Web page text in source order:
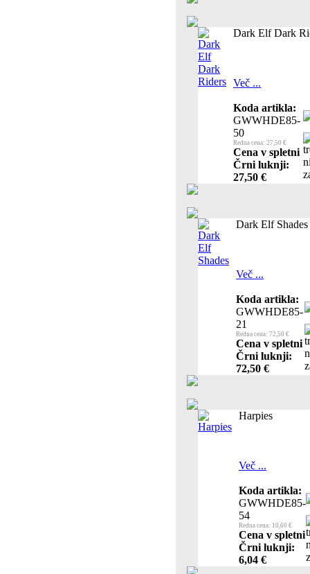
Dark Elf Dark
Več ...
Koda artikla:
GWWHDE85-
50
Redna cena: 27,50 €
Cena v spletni
Črni luknji:
27,50 €
Dark Elf Shades
Več ...
Koda artikla:
GWWHDE85-
21
Redna cena: 72,50 €
Cena v spletni
Črni luknji:
72,50 €
Harpies
Več ...
Koda artikla:
GWWHDE85-
54
Redna cena: 10,60 €
Cena v spletni
Črni luknji:
6,04 €